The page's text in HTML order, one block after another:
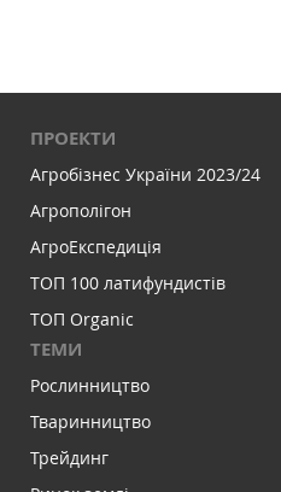
ПРОЕКТИ
Агробізнес України 2023/24
Агрополігон
АгроЕкспедиція
ТОП 100 латифундистів
ТОП Organic
ТЕМИ
Рослинництво
Тваринництво
Трейдинг